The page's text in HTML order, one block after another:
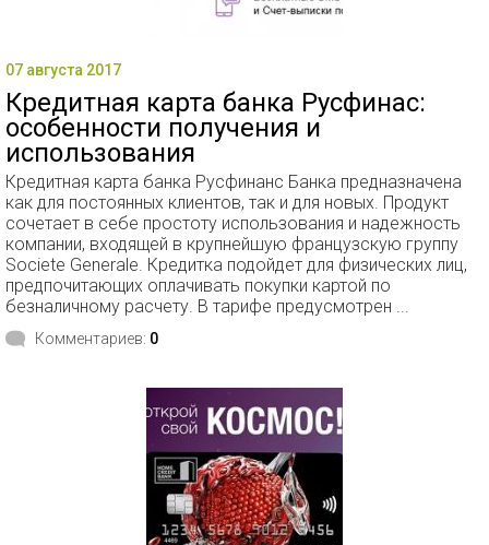
07 августа 2017
Кредитная карта банка Русфинас:
особенности получения и
использования
Кредитная карта банка Русфинанс Банка предназначена
как для постоянных клиентов, так и для новых. Продукт
сочетает в себе простоту использования и надежность
компании, входящей в крупнейшую французскую группу
Societe Generale. Кредитка подойдет для физических лиц,
предпочитающих оплачивать покупки картой по
безналичному расчету. В тарифе предусмотрен ...
Комментариев: 0